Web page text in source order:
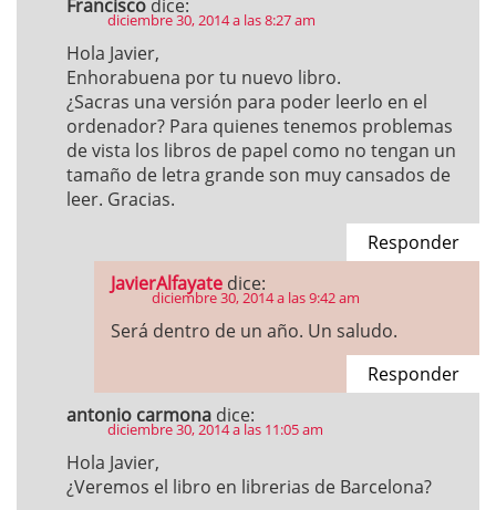
Francisco dice:
diciembre 30, 2014 a las 8:27 am
Hola Javier,
Enhorabuena por tu nuevo libro.
¿Sacras una versión para poder leerlo en el
ordenador? Para quienes tenemos problemas
de vista los libros de papel como no tengan un
tamaño de letra grande son muy cansados de
leer. Gracias.
Responder
JavierAlfayate dice:
diciembre 30, 2014 a las 9:42 am
Será dentro de un año. Un saludo.
Responder
antonio carmona dice:
diciembre 30, 2014 a las 11:05 am
Hola Javier,
¿Veremos el libro en librerias de Barcelona?